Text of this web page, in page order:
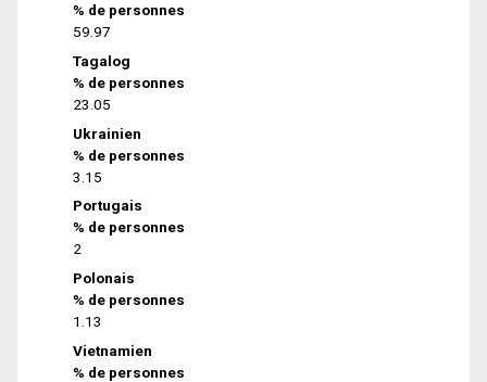
% de personnes
59.97
Tagalog
% de personnes
23.05
Ukrainien
% de personnes
3.15
Portugais
% de personnes
2
Polonais
% de personnes
1.13
Vietnamien
% de personnes